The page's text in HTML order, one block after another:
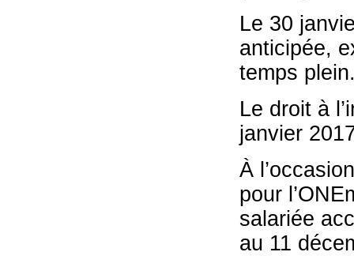
Le 30
anticipée,
temps
Le droit à
janvier
À
pour
salariée
au 11